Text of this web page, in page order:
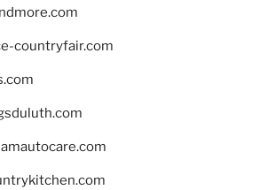
countryfair.com